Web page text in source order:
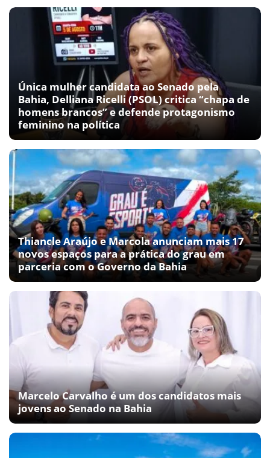
Única mulher candidata ao Senado pela
Bahia, Delliana Ricelli (PSOL) critica “chapa de
homens brancos” e defende protagonismo
feminino na política
Thiancle Araújo e Marcola anunciam mais 17
novos espaços para a prática do grau em
parceria com o Governo da Bahia
Marcelo Carvalho é um dos candidatos mais
jovens ao Senado na Bahia